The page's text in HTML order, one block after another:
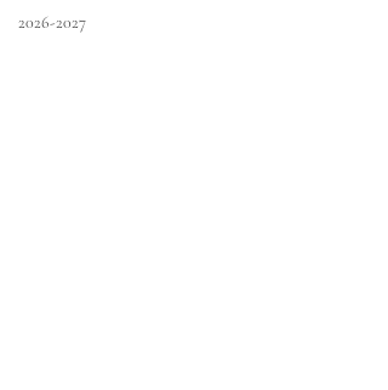
2026-2027